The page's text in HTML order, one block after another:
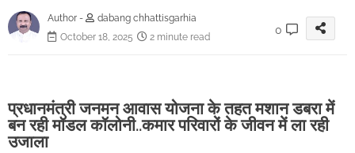
Author -
dabang chhattisgarhia
October 18, 2025
2 minute read
0
प्रधानमंत्री जनमन आवास योजना के तहत मशान डबरा में
बन रही मॉडल कॉलोनी..कमार परिवारों के जीवन में ला रही
उजाला